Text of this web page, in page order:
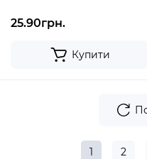
25.90грн.
Купити
1 2